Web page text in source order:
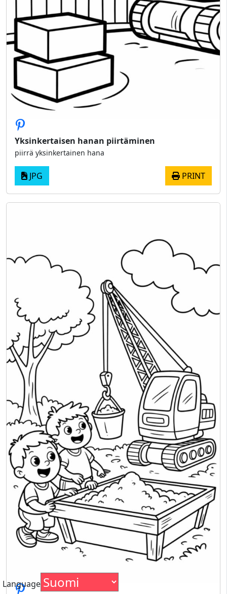
Yksinkertaisen hanan piirtäminen
piirrä yksinkertainen hana
JPG PRINT
Language